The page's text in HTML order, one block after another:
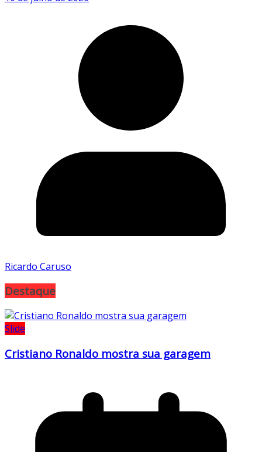
Ricardo Caruso
Destaque
Slide
Cristiano Ronaldo mostra sua garagem